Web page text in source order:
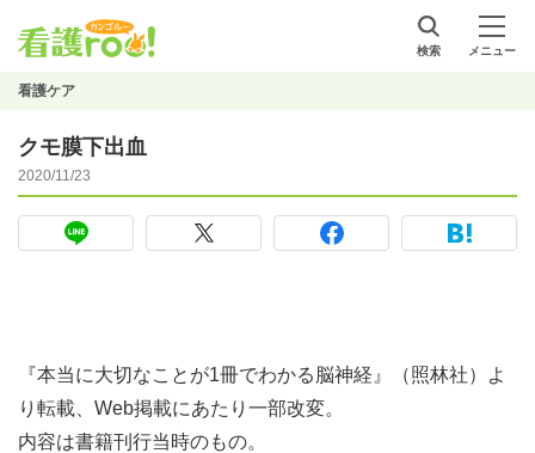
検索 メニュー
看護ケア
クモ膜下出血
2020/11/23
『本当に大切なことが1冊でわかる脳神経』（照林社）よ
り転載、Web掲載にあたり一部改変。
内容は書籍刊行当時のもの。